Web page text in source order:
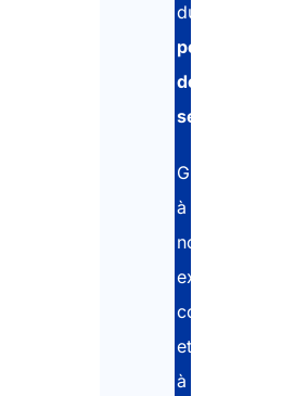
du
permis
de
séjour
Grâce
à
notre
expertise
consolidée
et
à